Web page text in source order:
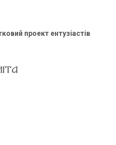
проект ентузіастів